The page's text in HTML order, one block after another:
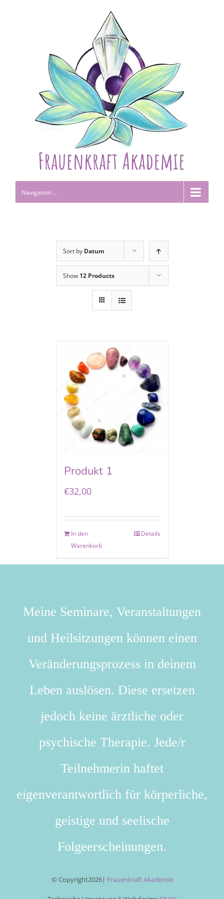
Navigation ...
Sort by Datum
Show 12 Products
Produkt 1
€32,00
In den
Warenkorb
Details
Meine Seminare, Veranstaltungen
und Heilsitzungen können einen
Veränderungsprozess in deinem
Leben auslösen. Diese ersetzen
jedoch keine ärztliche oder
psychische Therapie. Jede/r
Teilnehmerin haftet
eigenverantwortlich für körperliche,
geistige und seelische
Folgeerscheinungen.
© Copyright2026| Frauenkraft Akademie